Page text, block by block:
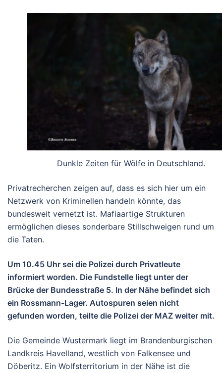
Dunkle Zeiten für Wölfe in Deutschland.
Privatrecherchen zeigen auf, dass es sich hier um ein
Netzwerk von Kriminellen handeln könnte, das
bundesweit vernetzt ist. Mafiaartige Strukturen
ermöglichen dieses sonderbare Stillschweigen rund um
die Taten.
Um 10.45 Uhr sei die Polizei durch Privatleute
informiert worden. Die Fundstelle liegt unter der
Brücke der Bundesstraße 5. In der Nähe befindet sich
ein Rossmann-Lager. Autospuren seien nicht
gefunden worden, teilte die Polizei der MAZ weiter mit.
Die Gemeinde Wustermark liegt im Brandenburgischen
Landkreis Havelland, westlich von Falkensee und
Döberitz. Ein Wolfsterritorium in der Nähe ist die